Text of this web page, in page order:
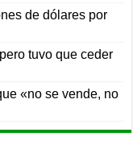
de dólares por
tuvo que ceder
«no se vende, no